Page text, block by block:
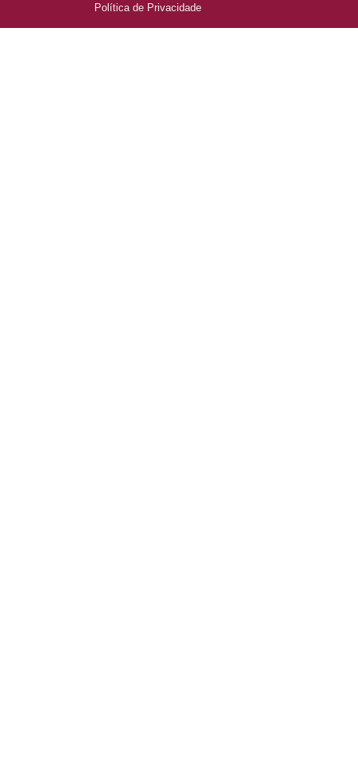
Política de Privacidade